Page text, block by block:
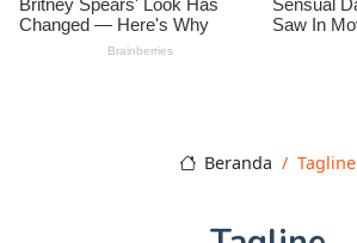
Beranda Tagline